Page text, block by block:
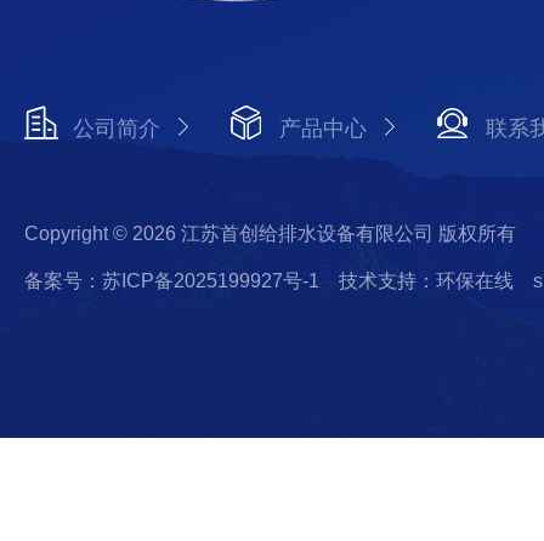
公司简介 产品中心 联系
Copyright © 2026 江苏首创给排水设备有限公司 版权所有
备案号：苏ICP备2025199927号-1 技术支持：环保在线